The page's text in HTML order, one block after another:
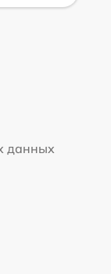
данных